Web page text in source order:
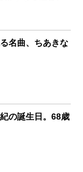
名曲、ちあきな
の誕生日。68歳